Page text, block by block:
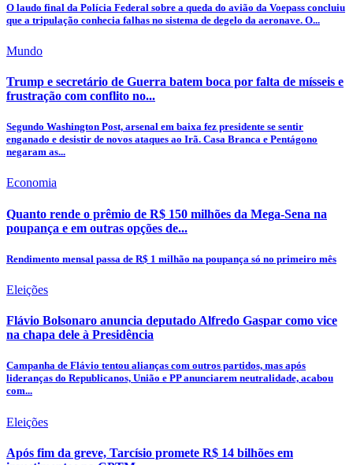
O laudo final da Polícia Federal sobre a queda do avião da Voepass concluiu
que a tripulação conhecia falhas no sistema de degelo da aeronave. O...
Mundo
Trump e secretário de Guerra batem boca por falta de mísseis e
frustração com conflito no...
Segundo Washington Post, arsenal em baixa fez presidente se sentir
enganado e desistir de novos ataques ao Irã. Casa Branca e Pentágono
negaram as...
Economia
Quanto rende o prêmio de R$ 150 milhões da Mega-Sena na
poupança e em outras opções de...
Rendimento mensal passa de R$ 1 milhão na poupança só no primeiro mês
Eleições
Flávio Bolsonaro anuncia deputado Alfredo Gaspar como vice
na chapa dele à Presidência
Campanha de Flávio tentou alianças com outros partidos, mas após
lideranças do Republicanos, União e PP anunciarem neutralidade, acabou
com...
Eleições
Após fim da greve, Tarcísio promete R$ 14 bilhões em